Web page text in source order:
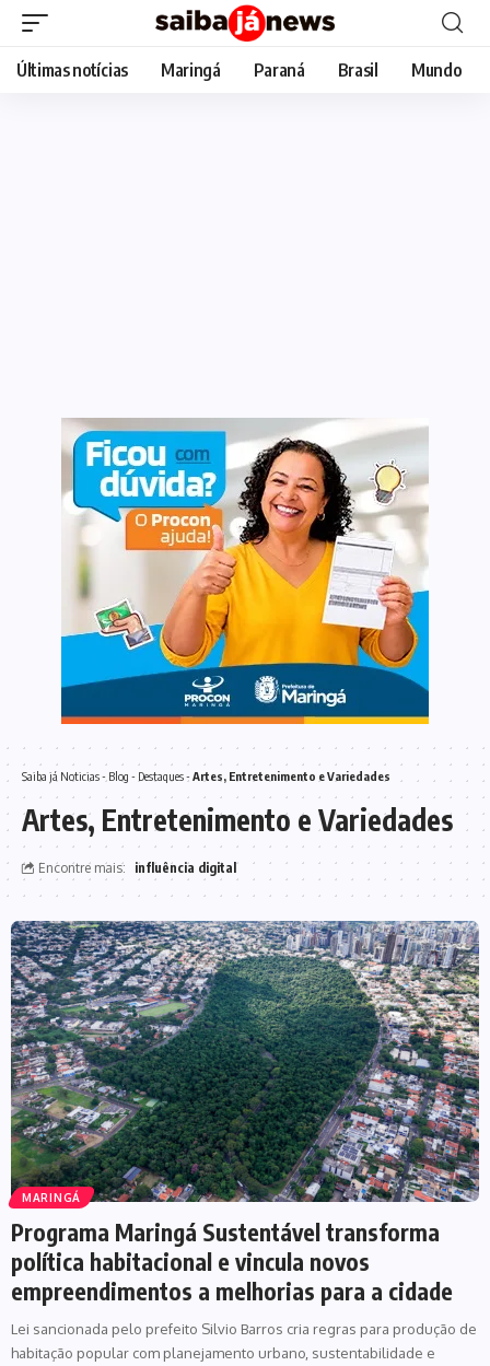
Últimas notícias Maringá Paraná Brasil Mundo
Saiba já Noticias- Blog - Destaques- Artes, Entretenimento e Variedades
Artes, Entretenimento e Variedades
Encontre mais: influência digital
MARINGÁ
Programa Maringá Sustentável transforma
política habitacional e vincula novos
empreendimentos a melhorias para a cidade
Lei sancionada pelo prefeito Silvio Barros cria regras para produção de
habitação popular com planejamento urbano, sustentabilidade e